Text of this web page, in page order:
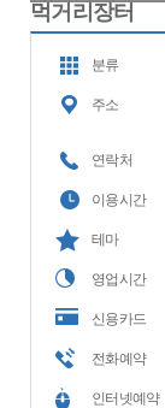
먹거리장터
분류
주소
연락처
이용시간
테마
영업시간
신용카드
전화예약
인터넷예약